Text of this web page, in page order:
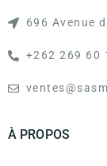
696 Avenue
+262 269 60
À PROPOS